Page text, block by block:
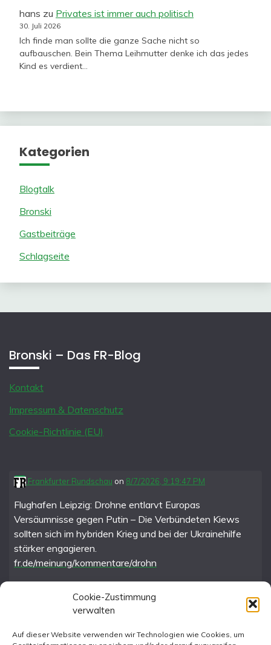
Cookie-Zustimmung
verwalten
Auf dieser Website verwenden wir Technologien wie Cookies, um
hans zu Privates ist immer auch politisch
30. Juli 2026
Ich finde man sollte die ganze Sache nicht so
aufbauschen. Bein Thema Leihmutter denke ich das jedes
Kind es verdient…
Kategorien
Blogtalk
Bronski
Gastbeiträge
Schlagseite
Bronski – Das FR-Blog
Kontakt
Impressum & Datenschutz
Cookie-Richtlinie (EU)
Frankfurter Rundschau on 8/7/2026, 9:19:47 PM
Flughafen Leipzig: Drohne entlarvt Europas
Versäumnisse gegen Putin – Die Verbündeten Kiews
sollten sich im hybriden Krieg und bei der Ukrainehilfe
stärker engagieren.
fr.de/meinung/kommentare/drohn